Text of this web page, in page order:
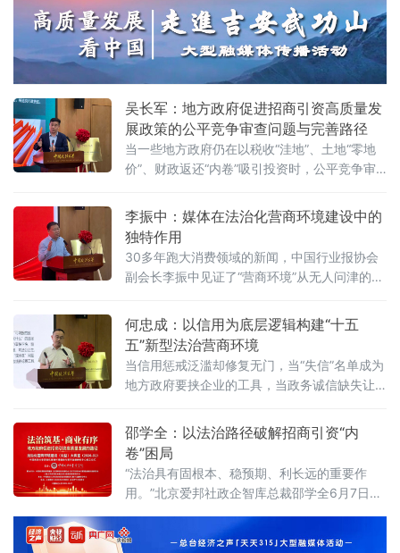
治与发展研究会副会长朱崇坤6月7日在中国政
法大学法治化营商环境建设与数字金融研究中
心揭牌仪式既同期举办的“法治筑基、商业有序
——地方政府促进招商引资和高质量发展路
吴长军：地方政府促进招商引资高质量发
展政策的公平竞争审查问题与完善路径
当一些地方政府仍在以税收“洼地”、土地“零地
价”、财政返还“内卷”吸引投资时，公平竞争审
例》施行近两年来，为何部分地区仍屡屡出
现“超国民待遇”补贴、隐性地方保护、跨区域恶
性竞争？北京物资学院法学院院长吴长军6月7
日在中国政法大学法治化营商环境建设与数字
金融研究中心揭牌仪式既同期举办的“法治筑
李振中：媒体在法治化营商环境建设中的
独特作用
30多年跑大消费领域的新闻，中国行业报协会
副会长李振中见证了“营商环境”从无人问津的模
国政法大学法治化营商环境建设与数字金融研
究中心揭牌仪式既同期举办的“法治筑基、商业
有序——地方政府促进招商引资和高质量发展
路径”法治化营商环境建设（公益）大讲堂2026
首期活动上，李振中以媒体人视角直言：法治
何忠成：以信用为底层逻辑构建“十五
五”新型法治营商环境
当信用惩戒泛滥却修复无门，当“失信”名单成为
地方政府要挟企业的工具，当政务诚信缺失让
环境，还是在异化为另一种权力寻租？上海大
学法学院企业法治与创新发展研究中心主任何
忠成6月7日在中国政法大学法治化营商环境建
设与数字金融研究中心揭牌仪式既同期举办
的“法治筑基、商业有序——地方政府促进招商
引资和高质量发展路径”法治化营商环境建设
（公益）大
邵学全：以法治路径破解招商引资“内
卷”困局
“法治具有固根本、稳预期、利长远的重要作
用。”北京爱邦社政企智库总裁邵学全6月7日在
研究中心揭牌仪式既同期举办的“法治筑基、商